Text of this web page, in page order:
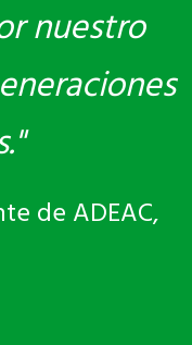
nuestro
de ADEAC,